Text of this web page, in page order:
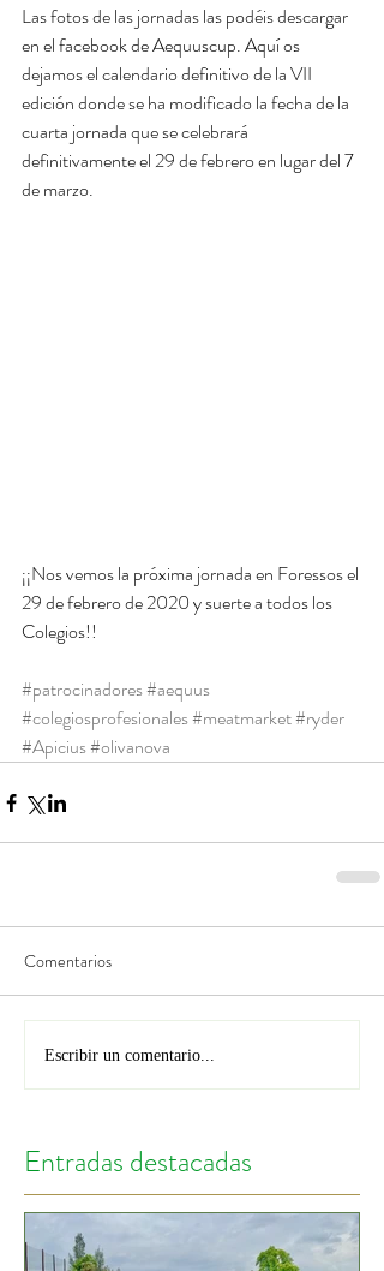
Las fotos de las jornadas las podéis descargar
en el facebook de Aequuscup. Aquí os
dejamos el calendario definitivo de la VII
edición donde se ha modificado la fecha de la
cuarta jornada que se celebrará
definitivamente el 29 de febrero en lugar del 7
de marzo.
¡¡Nos vemos la próxima jornada en Foressos el
29 de febrero de 2020 y suerte a todos los
Colegios!!
#patrocinadores#aequus
#colegiosprofesionales#meatmarket#ryder
#Apicius#olivanova
Comentarios
Escribir un comentario...
Entradas destacadas